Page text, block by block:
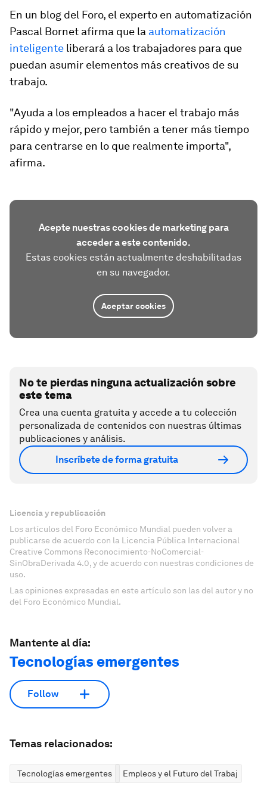
En un blog del Foro, el experto en automatización
Pascal Bornet afirma que la automatización
inteligente liberará a los trabajadores para que
puedan asumir elementos más creativos de su
trabajo.
"Ayuda a los empleados a hacer el trabajo más
rápido y mejor, pero también a tener más tiempo
para centrarse en lo que realmente importa",
afirma.
Acepte nuestras cookies de marketing para
acceder a este contenido.
Estas cookies están actualmente deshabilitadas
en su navegador.
Aceptar cookies
No te pierdas ninguna actualización sobre
este tema
Crea una cuenta gratuita y accede a tu colección
personalizada de contenidos con nuestras últimas
publicaciones y análisis.
Inscríbete de forma gratuita
Licencia y republicación
Los artículos del Foro Económico Mundial pueden volver a
publicarse de acuerdo con la Licencia Pública Internacional
Creative Commons Reconocimiento-NoComercial-
SinObraDerivada 4.0, y de acuerdo con nuestras condiciones de
uso.
Las opiniones expresadas en este artículo son las del autor y no
del Foro Económico Mundial.
Mantente al día:
Tecnologías emergentes
Follow
Temas relacionados:
Tecnologías emergentes Empleos y el Futuro del Trabajo